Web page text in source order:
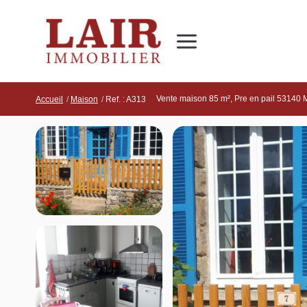
Immobilier
Nous découvrir
Nos services
Contact
Nos actualités
SUIVEZ-NOUS SUR LES RÉSEAUX SOCIAUX
Accueil Maison Ref. : A313 Vente maison 85 m², Pre en pail 53140